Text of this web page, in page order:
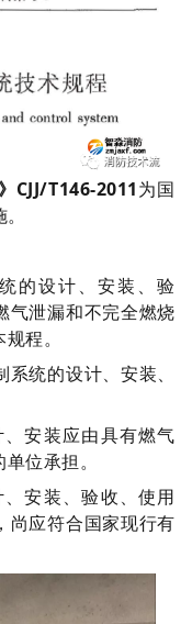
CJJ/T146-2011为国
的设计、安装、验
气泄漏和不完全燃烧
程。
统的设计、安装、
安装应由具有燃气
位承担。
安装、验收、使用
尚应符合国家现行有